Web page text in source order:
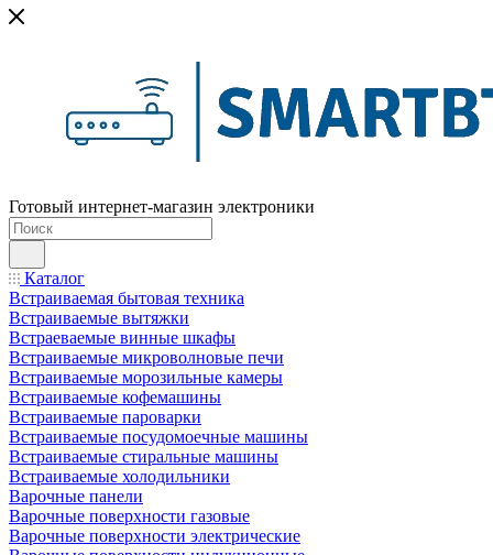
Готовый интернет-магазин электроники
Каталог
Встраиваемая бытовая техника
Встраиваемые вытяжки
Встраеваемые винные шкафы
Встраиваемые микроволновые печи
Встраиваемые морозильные камеры
Встраиваемые кофемашины
Встраиваемые пароварки
Встраиваемые посудомоечные машины
Встраиваемые стиральные машины
Встраиваемые холодильники
Варочные панели
Варочные поверхности газовые
Варочные поверхности электрические